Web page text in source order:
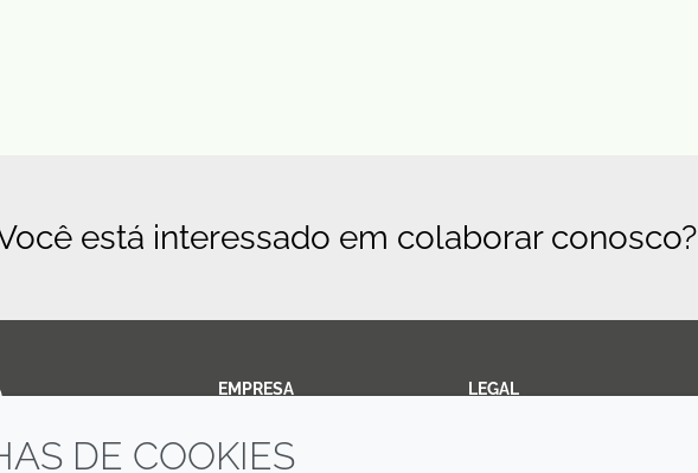
está interessado em colaborar conosco?
EMPRESA
Annual Report
LEGAL
DE COOKIES